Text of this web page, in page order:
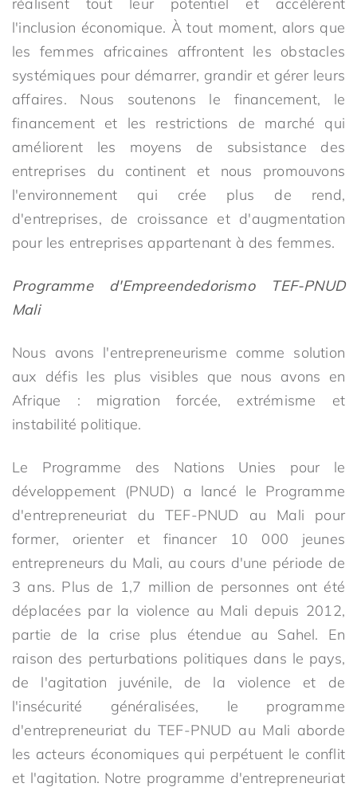
l'inclusion économique. À tout moment, alors que
les femmes africaines affrontent les obstacles
systémiques pour démarrer, grandir et gérer leurs
affaires. Nous soutenons le financement, le
financement et les restrictions de marché qui
améliorent les moyens de subsistance des
entreprises du continent et nous promouvons
l'environnement qui crée plus de rend,
d'entreprises, de croissance et d'augmentation
pour les entreprises appartenant à des femmes.
Programme d'Empreendedorismo TEF-PNUD
Mali
Nous avons l'entrepreneurisme comme solution
aux défis les plus visibles que nous avons en
Afrique : migration forcée, extrémisme et
instabilité politique.
Le Programme des Nations Unies pour le
développement (PNUD) a lancé le Programme
d'entrepreneuriat du TEF-PNUD au Mali pour
former, orienter et financer 10 000 jeunes
entrepreneurs du Mali, au cours d'une période de
3 ans. Plus de 1,7 million de personnes ont été
déplacées par la violence au Mali depuis 2012,
partie de la crise plus étendue au Sahel. En
raison des perturbations politiques dans le pays,
de l'agitation juvénile, de la violence et de
l'insécurité généralisées, le programme
d'entrepreneuriat du TEF-PNUD au Mali aborde
les acteurs économiques qui perpétuent le conflit
et l'agitation. Notre programme d'entrepreneuriat